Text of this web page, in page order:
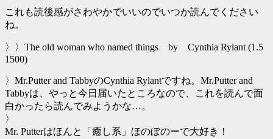
これも読後感がさわやかでいいのでいつか読んでください
ね。
〉〉The old woman who named things by Cynthia Rylant (1.5
1500)
〉Mr.Putter and TabbyのCynthia Rylantですね。Mr.Putter and
Tabbyは、やっと今日届いたところなので、これを読んで面
白かったら読んでみようかな…。
〉
Mr. Putterはほんと「癒し系」ほのぼのーで大好き！